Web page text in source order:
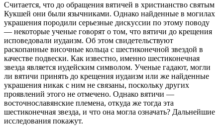
Считается, что до обращения вятичей в христианство святым
Кукшей они были язычниками. Однако найденные в могилах
украшения породили серьезные дискуссии по этому поводу
— некоторые ученые говорят о том, что вятичи до крещения
исповедовали иудаизм. Об этом свидетельствуют
раскопанные височные кольца с шестиконечной звездой в
качестве подвески. Как известно, именно шестиконечная
звезда является иудейским символом. Ученые гадают, могли
ли вятичи принять до крещения иудаизм или же найденные
украшения никак с ним не связаны, поскольку других
проявлений этого не отмечено. Однако вятичи —
восточнославянские племена, откуда же тогда эта
шестиконечная звезда, и что она могла означать? Дальнейшие
исследования покажут.